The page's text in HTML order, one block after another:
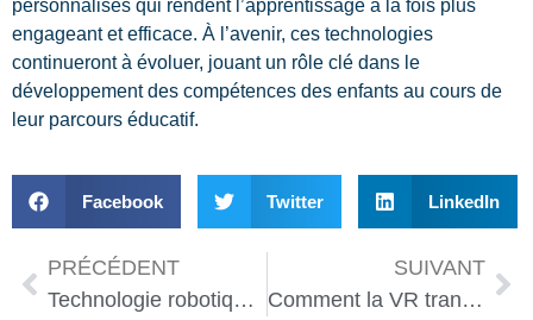
personnalisés qui rendent l’apprentissage à la fois plus
engageant et efficace. À l’avenir, ces technologies
continueront à évoluer, jouant un rôle clé dans le
développement des compétences des enfants au cours de
leur parcours éducatif.
Facebook Twitter LinkedIn
PRÉCÉDENT
Technologie robotique au service de la santé : un avenir prometteur
SUIVANT
Comment la VR transforme l’architecture moderne